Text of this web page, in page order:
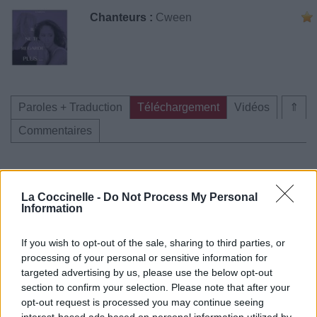
La Coccinelle - Do Not Process My Personal
Information
If you wish to opt-out of the sale, sharing to third parties, or
processing of your personal or sensitive information for
targeted advertising by us, please use the below opt-out
section to confirm your selection. Please note that after your
opt-out request is processed you may continue seeing
Chanteurs : Cween
⇑
Paroles + Traduction Téléchargement
Vidéos
Commentaires
Pour prolonger le plaisir musical :
Télécharger légalement les MP3 sur
Télécharger légalement les MP3 ou trouver le CD sur
Trouver des vinyles et des CD sur
Trouver un instrument de musique ou une partition au